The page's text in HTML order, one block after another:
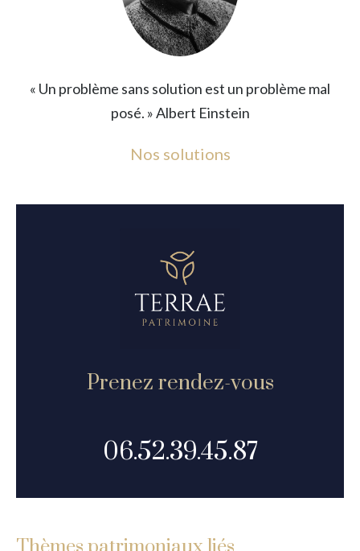
« Un problème sans solution est un problème mal
posé. » Albert Einstein
Nos solutions
Prenez rendez-vous
06.52.39.45.87